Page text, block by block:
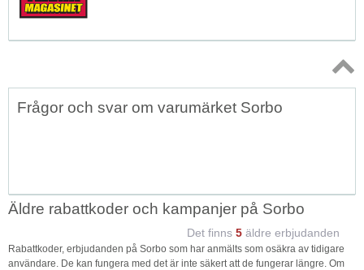
Topp
Frågor och svar om varumärket Sorbo
Äldre rabattkoder och kampanjer på Sorbo
Det finns 5 äldre erbjudanden
Rabattkoder, erbjudanden på Sorbo som har anmälts som osäkra av tidigare
användare. De kan fungera med det är inte säkert att de fungerar längre. Om